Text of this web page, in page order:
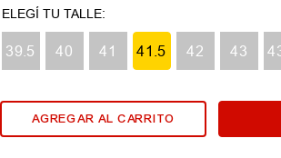
39.5 40 41 41.5 42 43
AGREGAR AL CARRITO